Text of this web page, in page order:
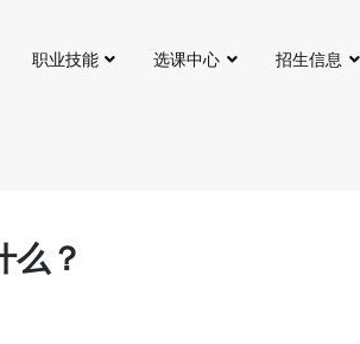
职业技能 选课中心 招生信息
么？